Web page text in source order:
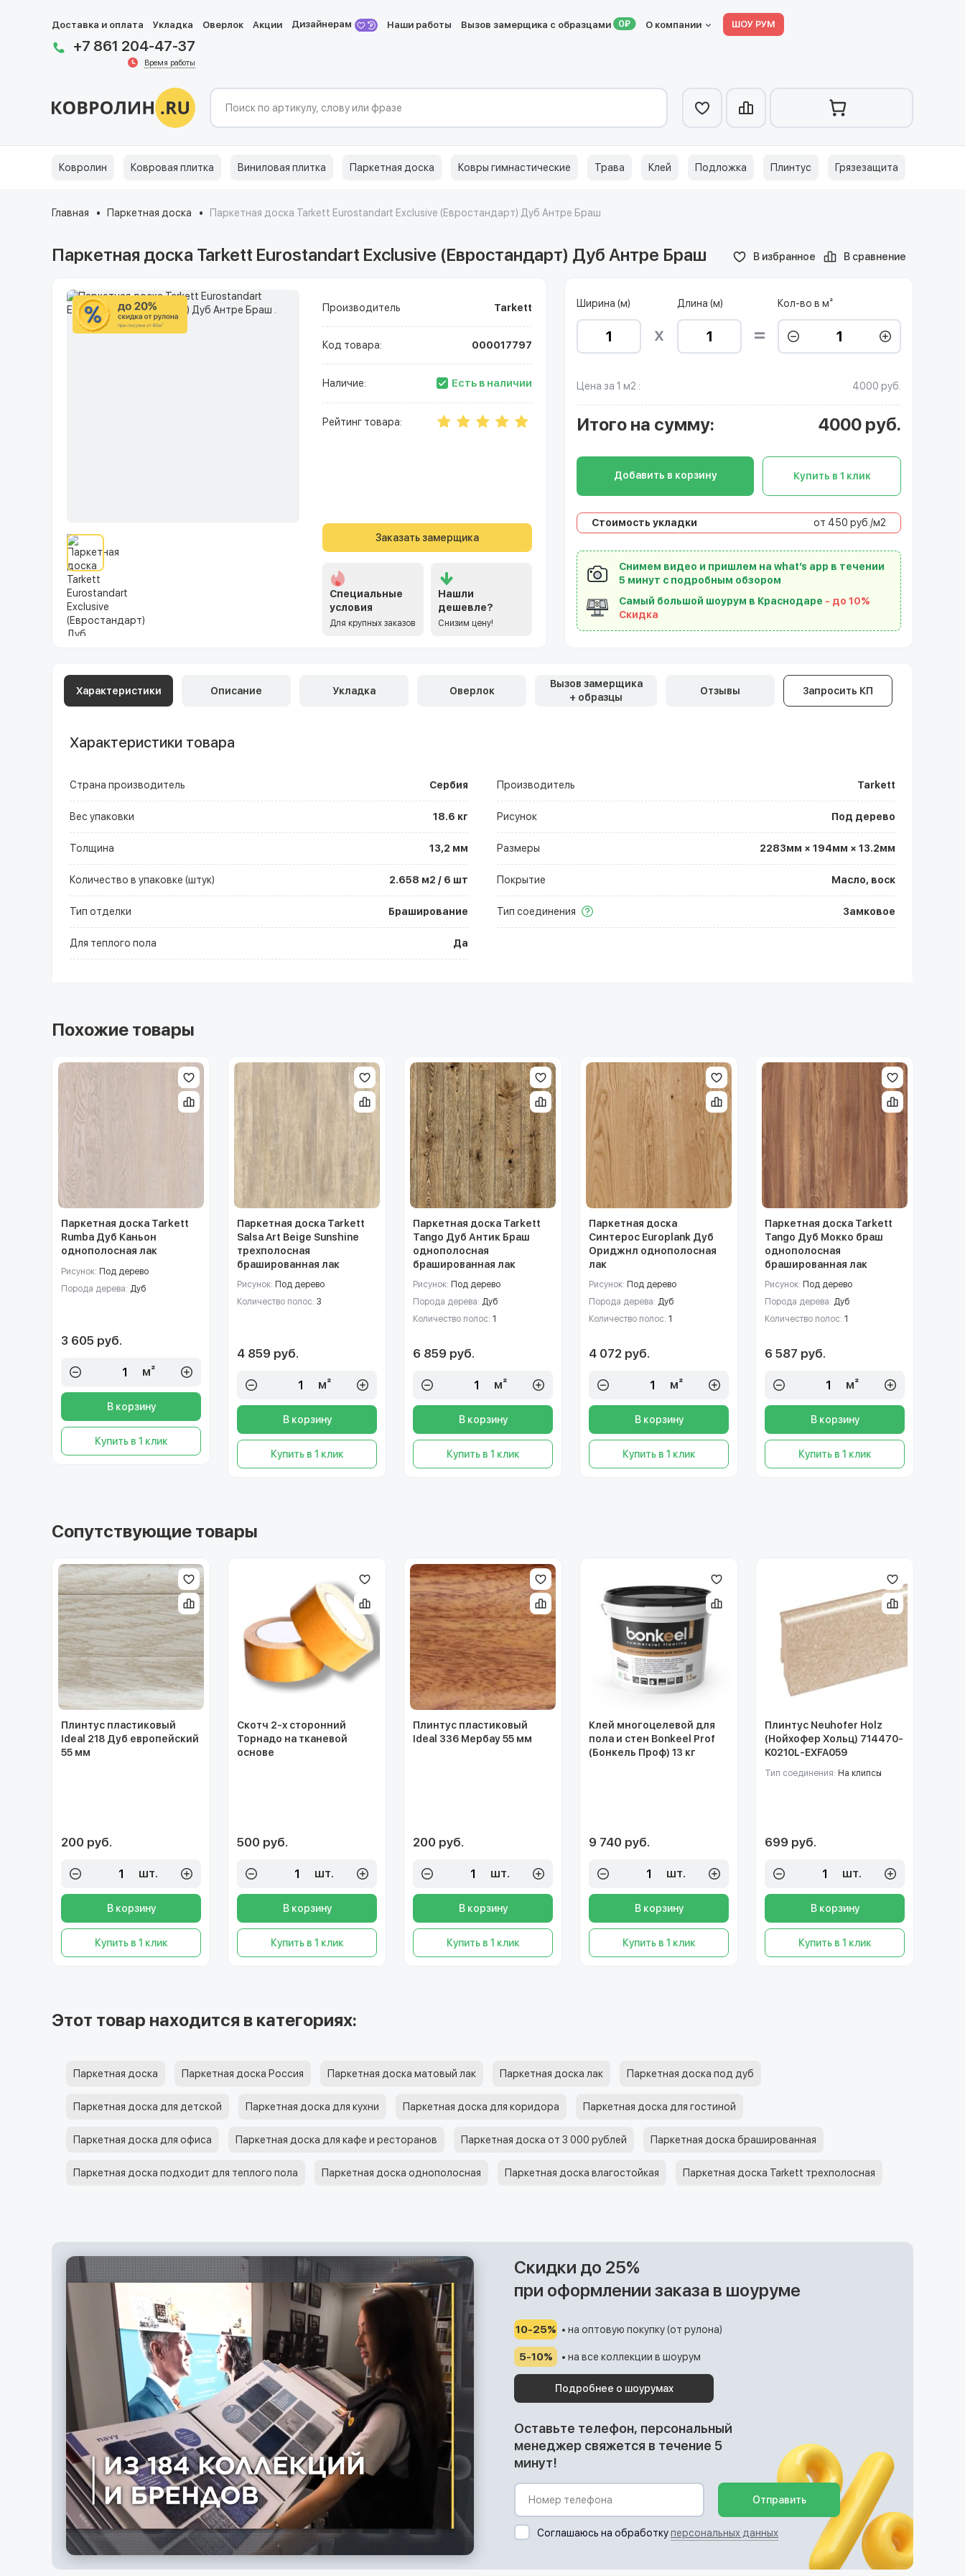
Доставка и оплата Укладка Оверлок Акции Дизайнерам Наши работы Вызов замерщика с образцами О компании ШОУ РУМ
+7 861 204-47-37
Время работы
Ковролин Ковровая плитка Виниловая плитка Паркетная доска Ковры гимнастические Трава Клей Подложка Плинтус Грязезащита
Главная Паркетная доска Паркетная доска Tarkett Eurostandart Exclusive (Евростандарт) Дуб Антре Браш
Паркетная доска Tarkett Eurostandart Exclusive (Евростандарт) Дуб Антре Браш В избранное В сравнение
Производитель Tarkett
Код товара: 000017797
Наличие: Есть в наличии
Рейтинг товара:
Заказать замерщика
Специальные
условия
Для крупных заказов
Нашли
дешевле?
Снизим цену!
Ширина (м) Длина (м) Кол-во в м²
Цена за 1 м2 : 4000 руб.
Итого на сумму: 4000 руб.
Добавить в корзину Купить в 1 клик
Стоимость укладки от 450 руб./м2
Снимем видео и пришлем на what’s app в течении
5 минут с подробным обзором
Самый большой шоурум в Краснодаре - до 10%
Скидка
Характеристики Описание Укладка Оверлок
Вызов замерщика
+ образцы
Отзывы Запросить КП
Характеристики товара
Страна производитель Сербия Производитель Tarkett
Вес упаковки 18.6 кг Рисунок Под дерево
Толщина 13,2 мм Размеры 2283мм × 194мм × 13.2мм
Количество в упаковке (штук) 2.658 м2 / 6 шт Покрытие Масло, воск
Тип отделки Браширование Тип соединения Замковое
Для теплого пола Да
Похожие товары
Паркетная доска Tarkett
Rumba Дуб Каньон
однополосная лак
Рисунок: Под дерево
Порода дерева: Дуб
3 605 руб.
м²
В корзину
Купить в 1 клик
Паркетная доска Tarkett
Salsa Art Beige Sunshine
трехполосная
брашированная лак
Рисунок: Под дерево
Количество полос: 3
4 859 руб.
м²
В корзину
Купить в 1 клик
Паркетная доска Tarkett
Tango Дуб Антик Браш
однополосная
брашированная лак
Рисунок: Под дерево
Порода дерева: Дуб
Количество полос: 1
6 859 руб.
м²
В корзину
Купить в 1 клик
Паркетная доска
Синтерос Europlank Дуб
Ориджнл однополосная
лак
Рисунок: Под дерево
Порода дерева: Дуб
Количество полос: 1
4 072 руб.
м²
В корзину
Купить в 1 клик
Паркетная доска Tarkett
Tango Дуб Мокко браш
однополосная
брашированная лак
Рисунок: Под дерево
Порода дерева: Дуб
Количество полос: 1
6 587 руб.
м²
В корзину
Купить в 1 клик
Сопутствующие товары
Плинтус пластиковый
Ideal 218 Дуб европейский
55 мм
200 руб.
шт.
В корзину
Купить в 1 клик
Скотч 2-х сторонний
Торнадо на тканевой
основе
500 руб.
шт.
В корзину
Купить в 1 клик
Плинтус пластиковый
Ideal 336 Мербау 55 мм
200 руб.
шт.
В корзину
Купить в 1 клик
Клей многоцелевой для
пола и стен Bonkeel Prof
(Бонкель Проф) 13 кг
9 740 руб.
шт.
В корзину
Купить в 1 клик
Плинтус Neuhofer Holz
(Нойхофер Хольц) 714470-
K0210L-EXFA059
Тип соединения: На клипсы
699 руб.
шт.
В корзину
Купить в 1 клик
Этот товар находится в категориях:
Паркетная доска Паркетная доска Россия Паркетная доска матовый лак Паркетная доска лак Паркетная доска под дуб
Паркетная доска для детской Паркетная доска для кухни Паркетная доска для коридора Паркетная доска для гостиной
Паркетная доска для офиса Паркетная доска для кафе и ресторанов Паркетная доска от 3 000 рублей Паркетная доска брашированная
Паркетная доска подходит для теплого пола Паркетная доска однополосная Паркетная доска влагостойкая Паркетная доска Tarkett трехполосная
Скидки до 25%
при оформлении заказа в шоуруме
10-25% • на оптовую покупку (от рулона)
5-10% • на все коллекции в шоурум
Подробнее о шоурумах
Оставьте телефон, персональный
менеджер свяжется в течение 5
минут!
Отправить
Соглашаюсь на обработкуперсональных данных